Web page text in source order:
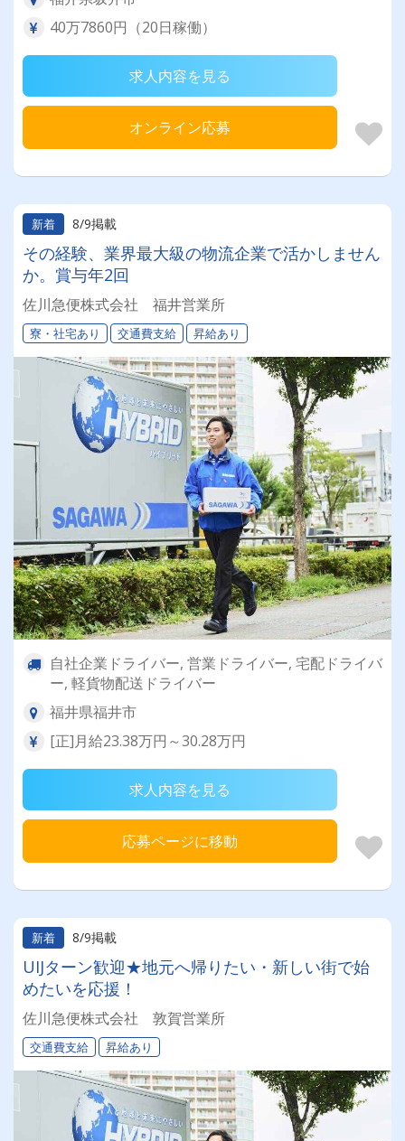
40万7860円（20日稼働）
求人内容を見る
オンライン応募
新着 8/9掲載
その経験、業界最大級の物流企業で活かしません
か。賞与年2回
佐川急便株式会社 福井営業所
寮・社宅あり 交通費支給 昇給あり
自社企業ドライバー, 営業ドライバー, 宅配ドライバ
ー, 軽貨物配送ドライバー
福井県福井市
[正]月給23.38万円～30.28万円
求人内容を見る
応募ページに移動
新着 8/9掲載
UIJターン歓迎★地元へ帰りたい・新しい街で始
めたいを応援！
佐川急便株式会社 敦賀営業所
交通費支給 昇給あり